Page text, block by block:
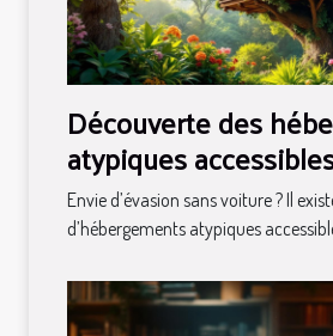
Découverte des
atypiques
transport en
Envie d’évasion sans voiture ? Il
d’hébergements atypiques